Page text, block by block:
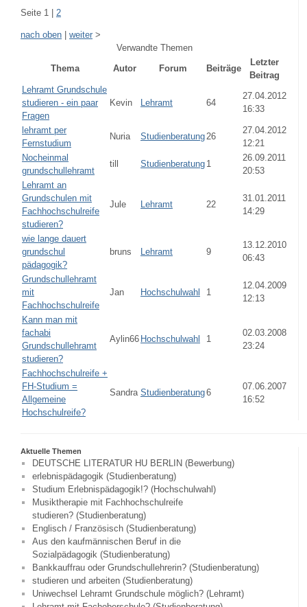
Seite 1 | 2
nach oben | weiter >
Verwandte Themen
Thema
Autor Forum Beiträge
Letzter
Beitrag
Lehramt Grundschule
studieren - ein paar
Fragen
Kevin Lehramt 64
27.04.2012
16:33
lehramt per
Fernstudium
Nuria Studienberatung 26
27.04.2012
12:21
Nocheinmal
grundschullehramt
till Studienberatung 1
26.09.2011
20:53
Lehramt an
Grundschulen mit
Fachhochschulreife
studieren?
Jule Lehramt 22
31.01.2011
14:29
wie lange dauert
grundschul
pädagogik?
bruns Lehramt 9
13.12.2010
06:43
Grundschullehramt
mit
Fachhochschulreife
Jan Hochschulwahl 1
12.04.2009
12:13
Kann man mit
fachabi
Grundschullehramt
studieren?
Aylin66 Hochschulwahl 1
02.03.2008
23:24
Fachhochschulreife +
FH-Studium =
Allgemeine
Hochschulreife?
Sandra Studienberatung6
07.06.2007
16:52
Aktuelle Themen
DEUTSCHE LITERATUR HU BERLIN (Bewerbung)
erlebnispädagogik (Studienberatung)
Studium Erlebnispädagogik!? (Hochschulwahl)
Musiktherapie mit Fachhochschulreife
studieren? (Studienberatung)
Englisch / Französisch (Studienberatung)
Aus den kaufmännischen Beruf in die
Sozialpädagogik (Studienberatung)
Bankkauffrau oder Grundschullehrerin? (Studienberatung)
studieren und arbeiten (Studienberatung)
Uniwechsel Lehramt Grundschule möglich? (Lehramt)